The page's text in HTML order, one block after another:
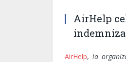
AirHelp
AirHelp,la